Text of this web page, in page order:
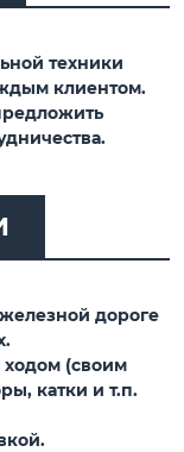
техники
клиентом.
дороге
ходом (своим
катки и т.п.